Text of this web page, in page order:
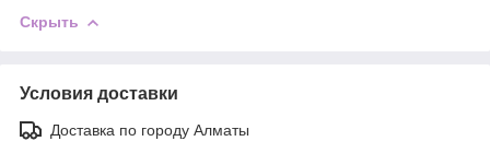
Скрыть
Условия доставки
Доставка по городу Алматы